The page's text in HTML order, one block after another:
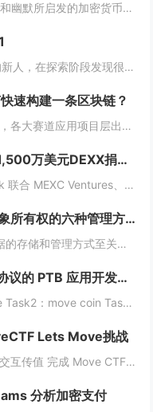
Memecoin，一种深受互联网文化和幽默所启发的加密货币，近段时间在加密市场中掀起了"meme热“。 只需在社交网络上稍微浏览，就会发现各种meme（迷因），让整个页面变得活泼有趣。这些迷因通过嘲讽和揶揄的方式，轻松地对一些严肃话题进行调...
我是彩笺， 作为一个初入web3的新人，在探索阶段发现很多概念、工具都需要花费一定的时间和精力，才能了解到其在web3中所代表的含义。 概念上；像是去中心化、区块链、智能合约... 工具上：钱包、私钥、跨链桥... 在看到web3相...
速构建一条区块链？
Web3应用的发展正进入井喷阶段，各大赛道应用项目层出不穷，同时公链赛道也在稳步增长，据Coingecko数据显示，目前收录的L1和L2项目已经超过7000个，这里面不仅有做基础设施的L1，还有许多专注于业务的应用链。公链的发展已不局限于基...
LBank牵头7家行业先锋发起1,500万美元DEXX捐赠计划
区块链技术网 据官方消息，LBank 联合 MEXC Ventures、HashKey Capital、SevenX Ventures、Mask Network 等共同发起了对 DEXX 的 1,500 万美元捐赠计划，该计划将为...
独占还是共享？Sui 区块链对象所有权的六种管理方式全解析
前言 在区块链开发的语境下，数据的存储和管理方式至关重要。而 Move 语言作为一种专为区块链设计的编程语言，以其灵活的语法和强大的能力系统，成为 Sui 区块链的核心语言。本文将围绕 Move 语言中的结构体展开，解析其在 Sui 区块...
从零到一：基于 Sui 和 Navi 协议的 PTB 应用开发教程
系列文章目录 Task1：hello move Task2：move coin Task3：move nft Task4：move game Task5：move swap Task6：sdk ptb 更多精彩内容，敬请期待！️...
Lets Move挑战
需求 完成 CLI 调用学习 理解合约交互传值 完成 Move CTF Lets Move 一、任务指南 合约部署地址: 0x097a3833b6b5c62ca6ad10f0509dffdadff7ce31e1...
分析加密支付